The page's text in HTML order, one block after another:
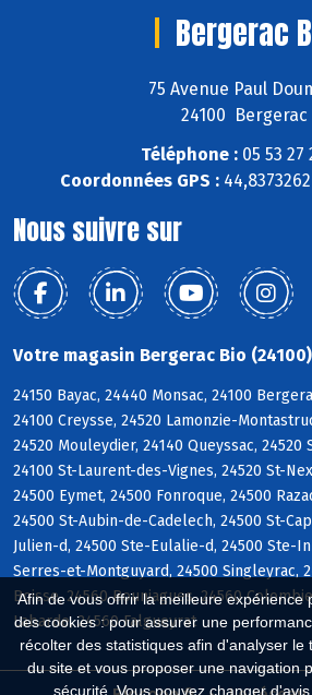
Afin de vous offrir la meilleure expérience
des cookies : pour assurer une
récolter des statistiques afin d'analyser le
du site et vous proposer une navigation
sécurité. Vous pouvez changer
Bergerac
75 Avenue Paul
24100 Bergerac
Téléphone : 05 53 27
Coordonnées GPS :
Nous suivre sur
Votre magasin Bergerac Bio
24150 Bayac, 24440 Monsac, 24100
24100 Creysse, 24520 Lamonzie-
24520 Mouleydier, 24140 Queyssac, 24520
24100 St-Laurent-des-Vignes, 24520 St-
24500 Eymet, 24500 Fonroque, 24500
24500 St-Aubin-de-Cadelech, 24500 St-
Julien-d, 24500 Ste-Eulalie-d, 24500 Ste-
Serres-et-Montguyard, 24500 Singleyrac,
Boisse, 24560 Bouniagues, 24560
Labarde, 24560 Falgueyrat